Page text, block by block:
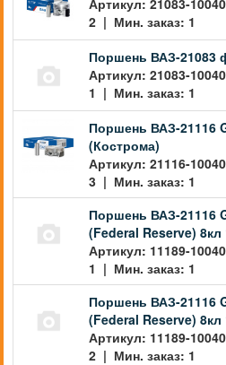
2 | Мин. заказ: 1
Поршень ВАЗ-21083
Артикул: 21083-
1 | Мин. заказ: 1
Поршень ВАЗ-21116
(Кострома)
Артикул: 21116-
3 | Мин. заказ: 1
Поршень ВАЗ-21116
(Federal Reserve)
Артикул: 11189-
1 | Мин. заказ: 1
Поршень ВАЗ-21116
(Federal Reserve)
Артикул: 11189-
2 | Мин. заказ: 1